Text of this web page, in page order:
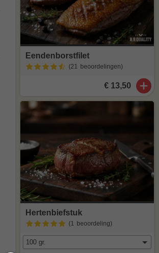
Eendenborstfilet
(21 beoordelingen)
€ 13,50
Hertenbiefstuk
(1 beoordeling)